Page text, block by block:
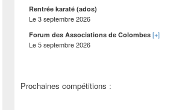
Rentrée karaté (ados)
Le3 septembre 2026
Forum des Associations de Colombes [+]
Le5 septembre 2026
Prochaines compétitions :